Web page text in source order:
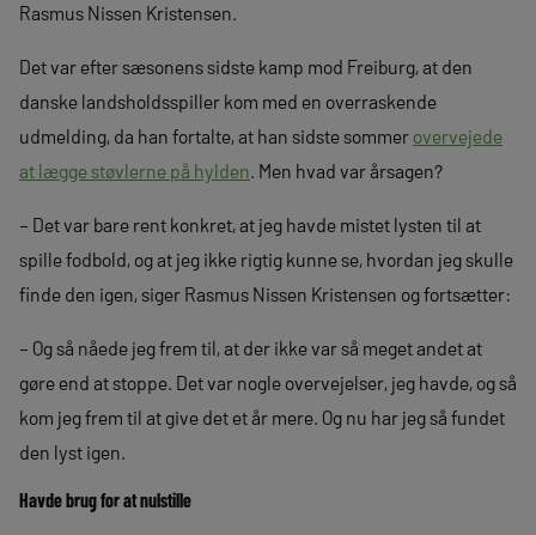
Rasmus Nissen Kristensen.
Det var efter sæsonens sidste kamp mod Freiburg, at den
danske landsholdsspiller kom med en overraskende
udmelding, da han fortalte, at han sidste sommer overvejede
at lægge støvlerne på hylden. Men hvad var årsagen?
– Det var bare rent konkret, at jeg havde mistet lysten til at
spille fodbold, og at jeg ikke rigtig kunne se, hvordan jeg skulle
finde den igen, siger Rasmus Nissen Kristensen og fortsætter:
– Og så nåede jeg frem til, at der ikke var så meget andet at
gøre end at stoppe. Det var nogle overvejelser, jeg havde, og så
kom jeg frem til at give det et år mere. Og nu har jeg så fundet
den lyst igen.
Havde brug for at nulstille